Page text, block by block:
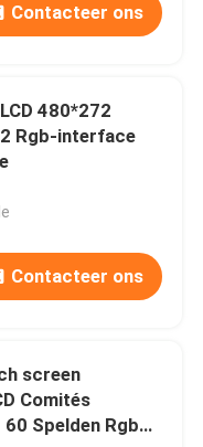
Contacteer ons
480*272
Rgb-interface
Contacteer ons
screen
Comités
Spelden Rgb